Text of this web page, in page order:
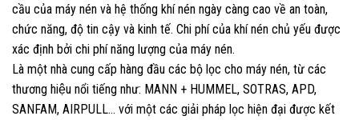
cầu của máy nén và hệ thống khí nén ngày càng cao về an toàn,
chức năng, độ tin cậy và kinh tế. Chi phí của khí nén chủ yếu được
xác định bởi chi phí năng lượng của máy nén.
Là một nhà cung cấp hàng đầu các bộ lọc cho máy nén, từ các
thương hiệu nổi tiếng như: MANN + HUMMEL, SOTRAS, APD,
SANFAM, AIRPULL… với một các giải pháp lọc hiện đại được kết